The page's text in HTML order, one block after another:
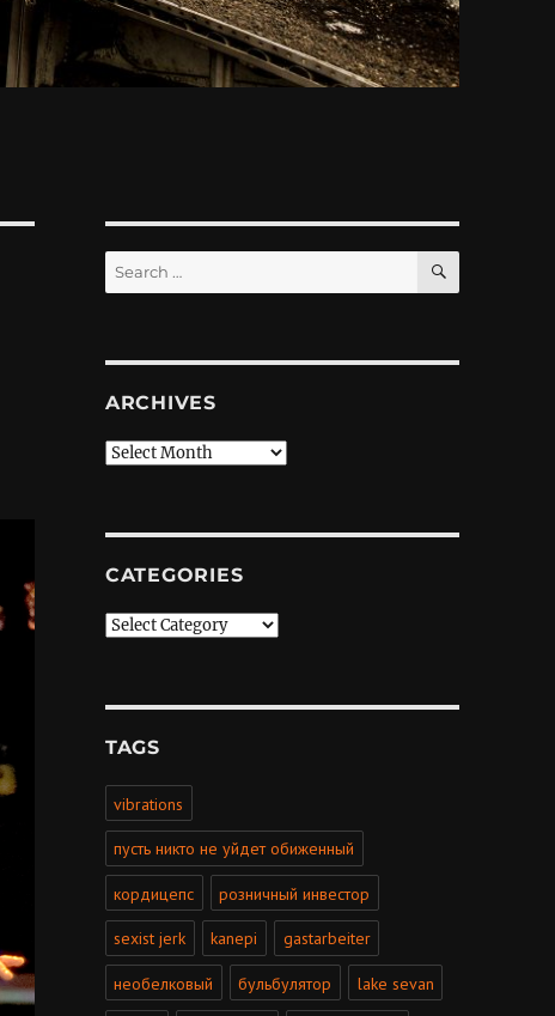
Search
for:
SEARCH
ARCHIVES
Archives
CATEGORIES
Categories
TAGS
vibrations
пусть никто не уйдет обиженный
кордицепс розничный инвестор
sexist jerk kanepi gastarbeiter
необелковый бульбулятор lake sevan